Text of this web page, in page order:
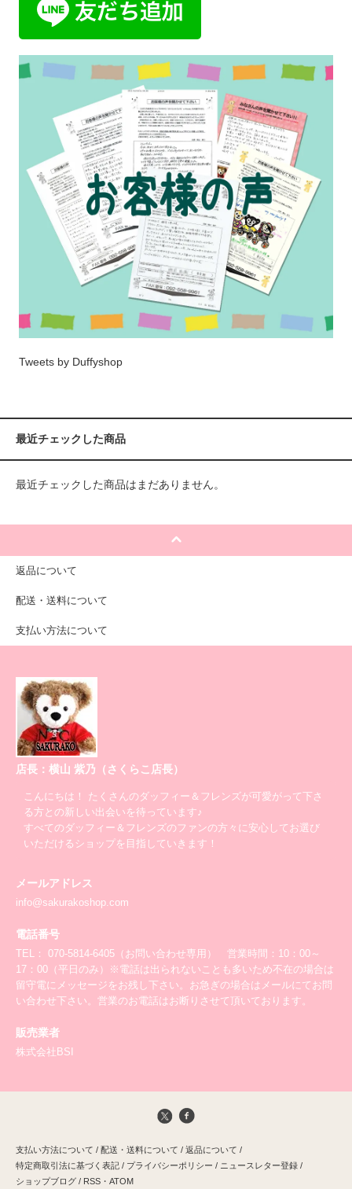
Tweets by Duffyshop
最近チェックした商品
最近チェックした商品はまだありません。
返品について
配送・送料について
支払い方法について
店長：横山 紫乃（さくらこ店長）
こんにちは！ たくさんのダッフィー＆フレンズが可愛がって下さ
る方との新しい出会いを待っています♪
すべてのダッフィー＆フレンズのファンの方々に安心してお選び
いただけるショップを目指していきます！
メールアドレス
info@sakurakoshop.com
電話番号
TEL： 070-5814-6405（お問い合わせ専用） 営業時間：10：00～
17：00（平日のみ）※電話は出られないことも多いため不在の場合は
留守電にメッセージをお残し下さい。お急ぎの場合はメールにてお問
い合わせ下さい。営業のお電話はお断りさせて頂いております。
販売業者
株式会社BSI
支払い方法について / 配送・送料について / 返品について /
特定商取引法に基づく表記 / プライバシーポリシー / ニュースレター登録 /
ショップブログ / RSS ・ ATOM